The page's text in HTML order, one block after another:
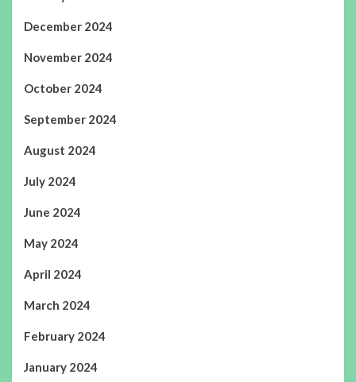
December 2024
November 2024
October 2024
September 2024
August 2024
July 2024
June 2024
May 2024
April 2024
March 2024
February 2024
January 2024